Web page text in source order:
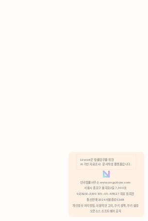
분석 쿠키 허용
Lawvot은 법률업무를 위한
AI 기반 자료조사 · 문서작성 플랫폼입니다.
안국법률사무소 www.anguklaw.com
서울시 종로구 율곡로2길 7, 304호
02)3210-3330 105-05-48527 대표 정희찬
통신판매 2024서울종로0248
개인정보 처리방침, 이용약관 고지, 쿠키 정책, 쿠키 설정
오픈소스 소프트웨어 공지